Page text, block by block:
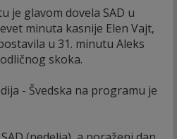
je glavom dovela SAD u
minuta kasnije Elen Vajt,
u 31. minutu Aleks
skoka.
- Švedska na programu je